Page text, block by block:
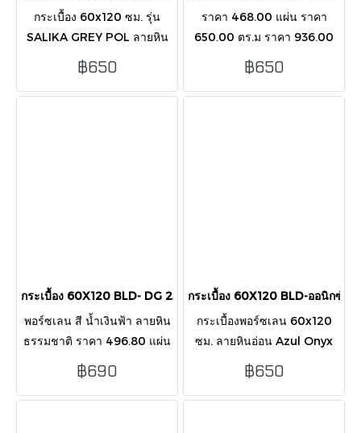
กระเบื้อง 60x120 ซม. รุ่น
SALIKA GREY POL ลายหิน
อ่อนฟ้าเทา ผิวเงาหรูหรา เพิ่ม
ความสว่างและมิติให้ทุกพื้นที่ใน
บ้าน
฿650
ราคา 468.00 แผ่น ราคา
650.00 ตร.ม ราคา 936.00
กล่อง 60X120CM I พอร์ซเลน
Iผิวแมท 2 แผ่น:กล่อง:1.44
ตารางเมตร
฿650
กระเบื้อง 60X120 BLD- DG 25-2079 Madagascar Blue HG
พอร์ซเลน สี น้ำเงินฟ้า ลายหิน
ธรรมชาติ ราคา 496.80 แผ่น
ราคา 690.00 ตารางเมตร
ราคา 993.60 กล่อง บรรจุ 2
แผ่น/กล่อง/1.44 ตารางเมตร
฿690
กระเบื้อง 60X120 BLD-ออนิกซ์ อ
กระเบื้องพอร์ซเลน 60x120
ซม. ลายหินอ่อน Azul Onyx
ผิวเงา H.G. สวยหรู ทันสมัย
ดูแลรักษาง่าย เหมาะสำหรับ
บ้านและพื้นที่พาณิชย์ทุกรูป
฿650